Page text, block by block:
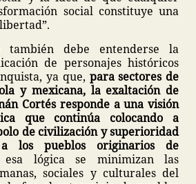
social constituye una
también debe entenderse la
de personajes históricos
ya que, para sectores de
y mexicana, la exaltación de
Cortés responde a una visión
que continúa colocando a
de civilización y superioridad
los pueblos originarios de
lógica se minimizan las
sociales y culturales del